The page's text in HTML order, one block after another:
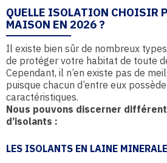
QUELLE ISOLATION CHOISIR
MAISON EN 2026 ?
Il existe bien sûr de nombreux
de protéger votre habitat de toute
Cependant, il n’en existe pas de
puisque chacun d’entre eux
caractéristiques.
Nous pouvons discerner
d’isolants :
LES ISOLANTS EN LAINE MINERALE